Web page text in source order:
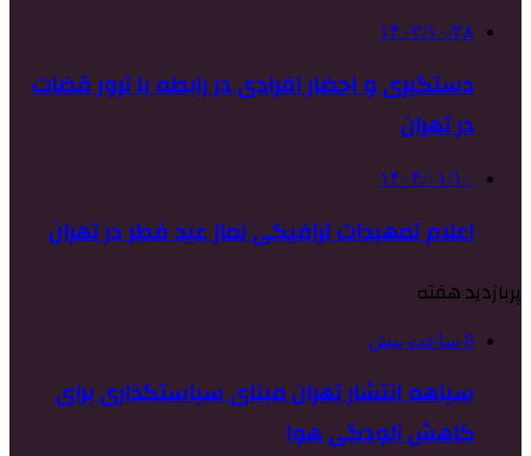
۱۴۰۲/۱۰/۲۸
دستگیری و احضار افرادی در رابطه با ترور قضات
در تهران
۱۴۰۴/۰۱/۱۰
اعلام تمهیدات ترافیکی نماز عید فطر در تهران
پربازدید هفته
8 ساعت پیش
سیاهه انتشار تهران مبنای سیاستگذاری برای
کاهش آلودگی هوا